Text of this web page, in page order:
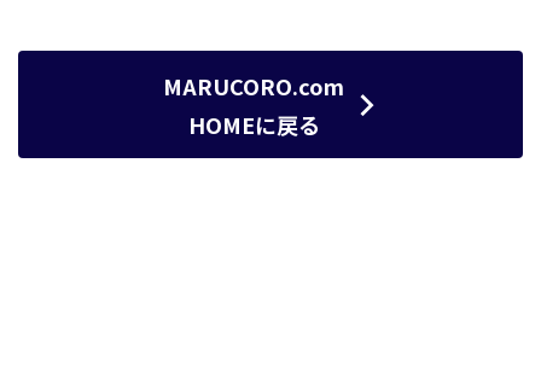
MARUCORO.com
HOMEに戻る